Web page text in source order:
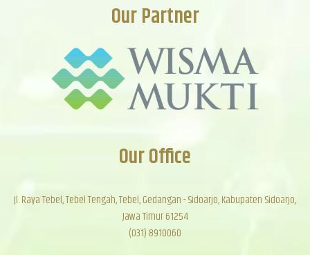
Our Partner
Our Office
Jl. Raya Tebel, Tebel Tengah, Tebel, Gedangan - Sidoarjo, Kabupaten Sidoarjo,
Jawa Timur 61254
(031) 8910060